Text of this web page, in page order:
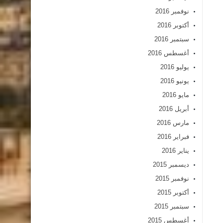
نوفمبر 2016
أكتوبر 2016
سبتمبر 2016
أغسطس 2016
يوليو 2016
يونيو 2016
مايو 2016
أبريل 2016
مارس 2016
فبراير 2016
يناير 2016
ديسمبر 2015
نوفمبر 2015
أكتوبر 2015
سبتمبر 2015
أغسطس 2015